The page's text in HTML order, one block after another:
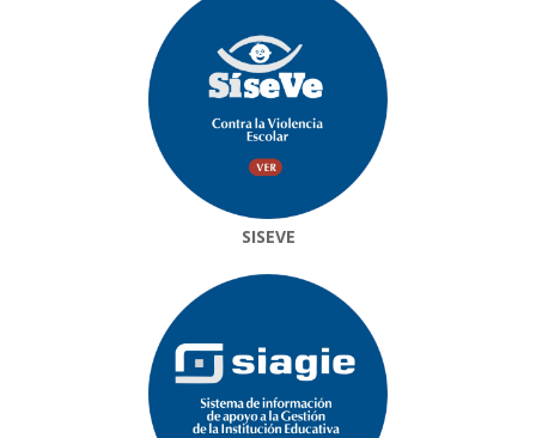
SISEVE